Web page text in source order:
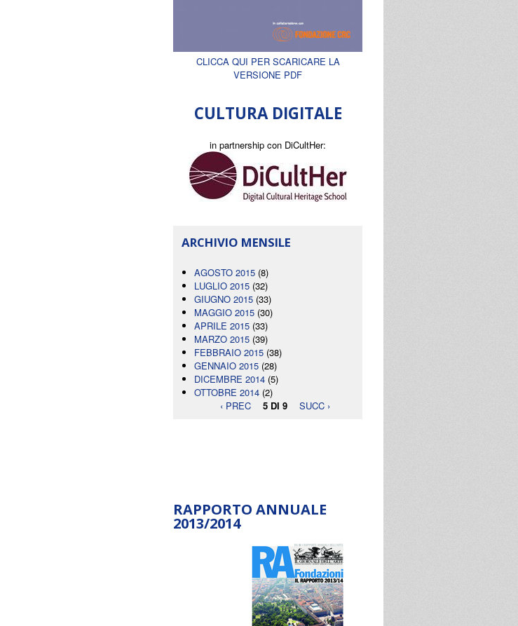
CLICCA QUI PER SCARICARE LA
VERSIONE PDF
CULTURA DIGITALE
in partnership con DiCultHer:
ARCHIVIO MENSILE
AGOSTO 2015 (8)
LUGLIO 2015 (32)
GIUGNO 2015 (33)
MAGGIO 2015 (30)
APRILE 2015 (33)
MARZO 2015 (39)
FEBBRAIO 2015 (38)
GENNAIO 2015 (28)
DICEMBRE 2014 (5)
OTTOBRE 2014 (2)
‹ PREC
5 DI 9 SUCC ›
RAPPORTO ANNUALE
2013/2014